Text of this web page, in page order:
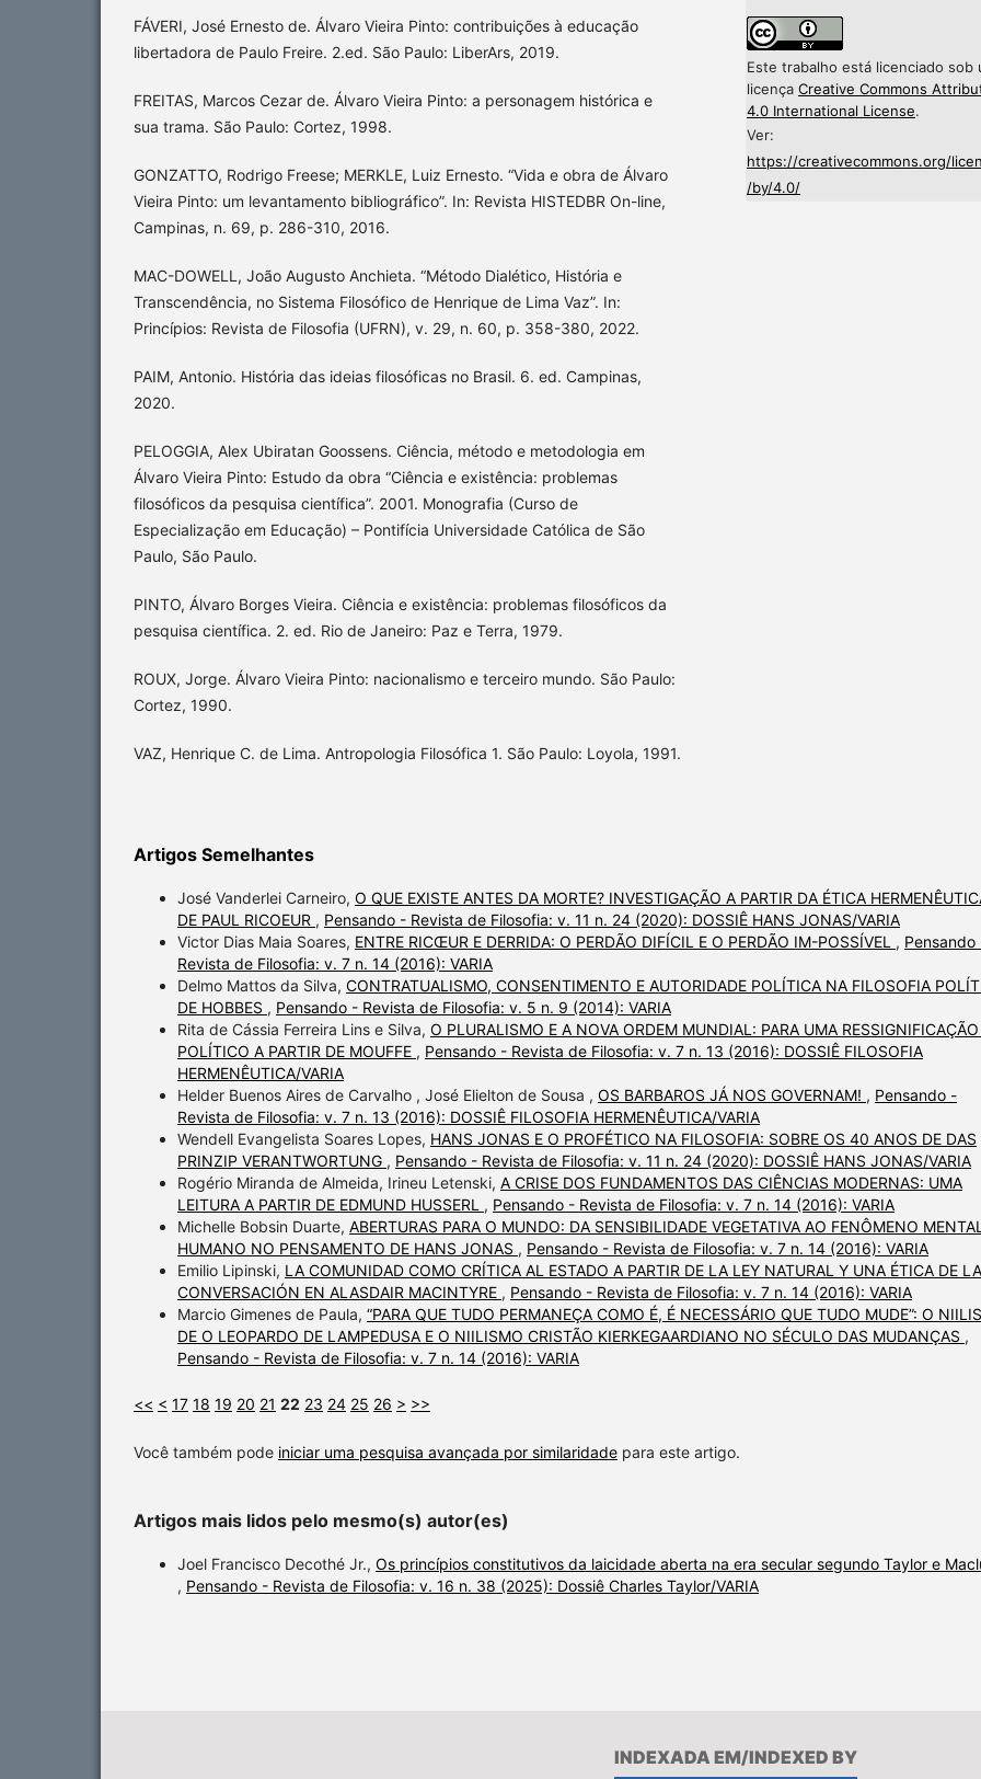
FÁVERI, José Ernesto de. Álvaro Vieira Pinto: contribuições à educação
libertadora de Paulo Freire. 2.ed. São Paulo: LiberArs, 2019.
FREITAS, Marcos Cezar de. Álvaro Vieira Pinto: a personagem histórica e
sua trama. São Paulo: Cortez, 1998.
GONZATTO, Rodrigo Freese; MERKLE, Luiz Ernesto. “Vida e obra de Álvaro
Vieira Pinto: um levantamento bibliográfico”. In: Revista HISTEDBR On-line,
Campinas, n. 69, p. 286-310, 2016.
MAC-DOWELL, João Augusto Anchieta. “Método Dialético, História e
Transcendência, no Sistema Filosófico de Henrique de Lima Vaz”. In:
Princípios: Revista de Filosofia (UFRN), v. 29, n. 60, p. 358-380, 2022.
PAIM, Antonio. História das ideias filosóficas no Brasil. 6. ed. Campinas,
2020.
PELOGGIA, Alex Ubiratan Goossens. Ciência, método e metodologia em
Álvaro Vieira Pinto: Estudo da obra “Ciência e existência: problemas
filosóficos da pesquisa científica”. 2001. Monografia (Curso de
Especialização em Educação) – Pontifícia Universidade Católica de São
Paulo, São Paulo.
PINTO, Álvaro Borges Vieira. Ciência e existência: problemas filosóficos da
pesquisa científica. 2. ed. Rio de Janeiro: Paz e Terra, 1979.
ROUX, Jorge. Álvaro Vieira Pinto: nacionalismo e terceiro mundo. São Paulo:
Cortez, 1990.
VAZ, Henrique C. de Lima. Antropologia Filosófica 1. São Paulo: Loyola, 1991.
Este trabalho está licenciado sob
licença Creative Commons
4.0 International License.
Ver:
https://creativecommons.org/
/by/4.0/
Artigos Semelhantes
José Vanderlei Carneiro, O QUE EXISTE ANTES DA MORTE? INVESTIGAÇÃO A PARTIR DA ÉTICA
DE PAUL RICOEUR , Pensando - Revista de Filosofia: v. 11 n. 24 (2020): DOSSIÊ HANS JONAS/VARIA
Victor Dias Maia Soares, ENTRE RICŒUR E DERRIDA: O PERDÃO DIFÍCIL E O PERDÃO IM-POSSÍVEL , Pensando
Revista de Filosofia: v. 7 n. 14 (2016): VARIA
Delmo Mattos da Silva, CONTRATUALISMO, CONSENTIMENTO E AUTORIDADE POLÍTICA NA FILOSOFIA
DE HOBBES , Pensando - Revista de Filosofia: v. 5 n. 9 (2014): VARIA
Rita de Cássia Ferreira Lins e Silva, O PLURALISMO E A NOVA ORDEM MUNDIAL: PARA UMA
POLÍTICO A PARTIR DE MOUFFE , Pensando - Revista de Filosofia: v. 7 n. 13 (2016): DOSSIÊ FILOSOFIA
HERMENÊUTICA/VARIA
Helder Buenos Aires de Carvalho , José Elielton de Sousa , OS BARBAROS JÁ NOS GOVERNAM! , Pensando -
Revista de Filosofia: v. 7 n. 13 (2016): DOSSIÊ FILOSOFIA HERMENÊUTICA/VARIA
Wendell Evangelista Soares Lopes, HANS JONAS E O PROFÉTICO NA FILOSOFIA: SOBRE OS 40 ANOS DE DAS
PRINZIP VERANTWORTUNG , Pensando - Revista de Filosofia: v. 11 n. 24 (2020): DOSSIÊ HANS JONAS/VARIA
Rogério Miranda de Almeida, Irineu Letenski, A CRISE DOS FUNDAMENTOS DAS CIÊNCIAS MODERNAS: UMA
LEITURA A PARTIR DE EDMUND HUSSERL , Pensando - Revista de Filosofia: v. 7 n. 14 (2016): VARIA
Michelle Bobsin Duarte, ABERTURAS PARA O MUNDO: DA SENSIBILIDADE VEGETATIVA AO FENÔMENO MENTAL
HUMANO NO PENSAMENTO DE HANS JONAS , Pensando - Revista de Filosofia: v. 7 n. 14 (2016): VARIA
Emilio Lipinski, LA COMUNIDAD COMO CRÍTICA AL ESTADO A PARTIR DE LA LEY NATURAL Y UNA ÉTICA DE LA
CONVERSACIÓN EN ALASDAIR MACINTYRE , Pensando - Revista de Filosofia: v. 7 n. 14 (2016): VARIA
Marcio Gimenes de Paula, “PARA QUE TUDO PERMANEÇA COMO É, É NECESSÁRIO QUE TUDO MUDE”: O
DE O LEOPARDO DE LAMPEDUSA E O NIILISMO CRISTÃO KIERKEGAARDIANO NO SÉCULO DAS MUDANÇAS ,
Pensando - Revista de Filosofia: v. 7 n. 14 (2016): VARIA
<< < 17 18 19 20 21 22 23 24 25 26 > >>
Você também pode iniciar uma pesquisa avançada por similaridade para este artigo.
Artigos mais lidos pelo mesmo(s) autor(es)
Joel Francisco Decothé Jr., Os princípios constitutivos da laicidade aberta na era secular segundo Taylor e
, Pensando - Revista de Filosofia: v. 16 n. 38 (2025): Dossiê Charles Taylor/VARIA
INDEXADA EM/INDEXED BY